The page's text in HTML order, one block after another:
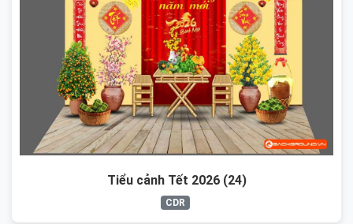
Tiểu cảnh Tết 2026 (24)
CDR